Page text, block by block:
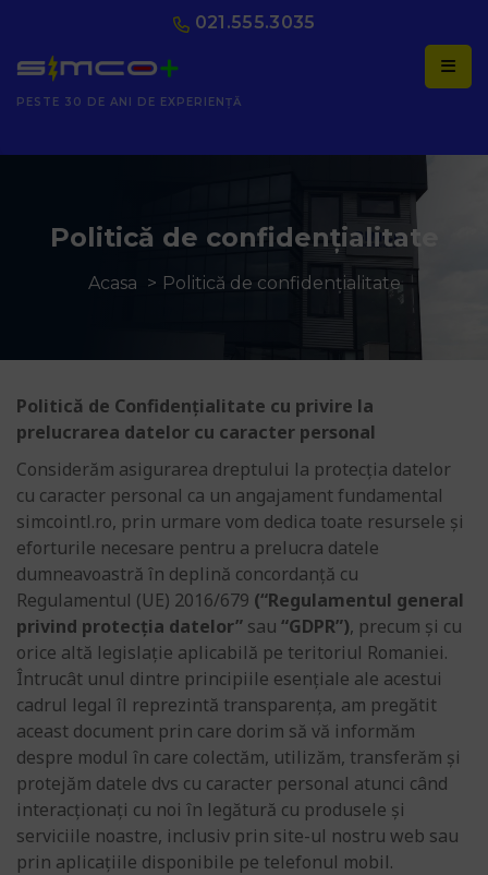
021.555.3035
AUTORIZAȚI ANRE
Politică de confidențialitate
Acasa Politică de confidențialitate
Politică de Confidențialitate cu privire la
prelucrarea datelor cu caracter personal
Considerăm asigurarea dreptului la protecția datelor
cu caracter personal ca un angajament fundamental
simcointl.ro, prin urmare vom dedica toate resursele și
eforturile necesare pentru a prelucra datele
dumneavoastră în deplină concordanță cu
Regulamentul (UE) 2016/679 (“Regulamentul general
privind protecția datelor” sau “GDPR”), precum și cu
orice altă legislație aplicabilă pe teritoriul Romaniei.
Întrucât unul dintre principiile esențiale ale acestui
cadrul legal îl reprezintă transparența, am pregătit
aceast document prin care dorim să vă informăm
despre modul în care colectăm, utilizăm, transferăm și
protejăm datele dvs cu caracter personal atunci când
interacționați cu noi în legătură cu produsele și
serviciile noastre, inclusiv prin site-ul nostru web sau
prin aplicațiile disponibile pe telefonul mobil.